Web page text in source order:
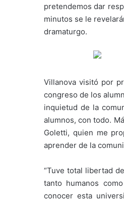
pretendemos dar
minutos se le
dramaturgo.
Villanova visitó por
congreso de los
inquietud de la
alumnos, con todo.
Goletti, quien me
aprender de la
“Tuve total libertad
tanto humanos
conocer esta